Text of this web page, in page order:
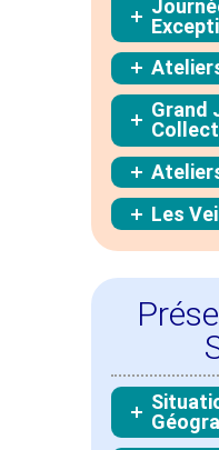
Grand
Les